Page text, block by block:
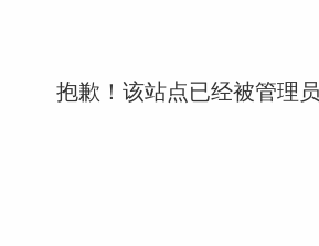
抱歉！该站点已经被管理